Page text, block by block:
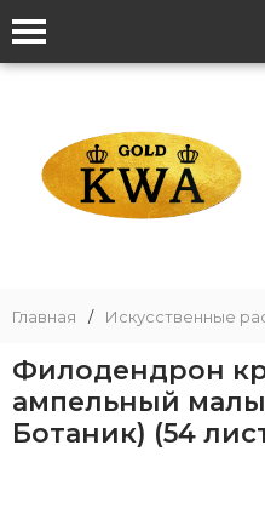
Главная / Искусственные
Филодендрон
ампельный
Ботаник) (54